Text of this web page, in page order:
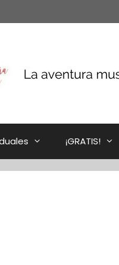
¡GRATIS!